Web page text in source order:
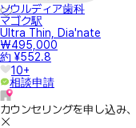
ソウルディア歯科
マゴク駅
Ultra Thin, Dia'nate
₩495,000
約 ¥552.8
10+
相談申請
カウンセリングを申し込み、